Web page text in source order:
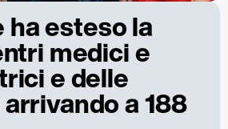
ha esteso la
medici e
e delle
a 188